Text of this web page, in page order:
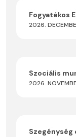
Fogyatékos
2026.
Szociális
2026.